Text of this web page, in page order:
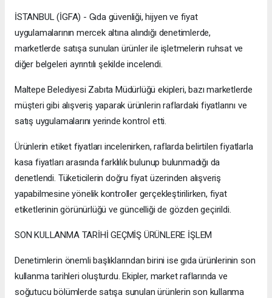
İSTANBUL (İGFA) - Gıda güvenliği, hijyen ve fiyat
uygulamalarının mercek altına alındığı denetimlerde,
marketlerde satışa sunulan ürünler ile işletmelerin ruhsat ve
diğer belgeleri ayrıntılı şekilde incelendi.
Maltepe Belediyesi Zabıta Müdürlüğü ekipleri, bazı marketlerde
müşteri gibi alışveriş yaparak ürünlerin raflardaki fiyatlarını ve
satış uygulamalarını yerinde kontrol etti.
Ürünlerin etiket fiyatları incelenirken, raflarda belirtilen fiyatlarla
kasa fiyatları arasında farklılık bulunup bulunmadığı da
denetlendi. Tüketicilerin doğru fiyat üzerinden alışveriş
yapabilmesine yönelik kontroller gerçekleştirilirken, fiyat
etiketlerinin görünürlüğü ve güncelliği de gözden geçirildi.
SON KULLANMA TARİHİ GEÇMİŞ ÜRÜNLERE İŞLEM
Denetimlerin önemli başlıklarından birini ise gıda ürünlerinin son
kullanma tarihleri oluşturdu. Ekipler, market raflarında ve
soğutucu bölümlerde satışa sunulan ürünlerin son kullanma